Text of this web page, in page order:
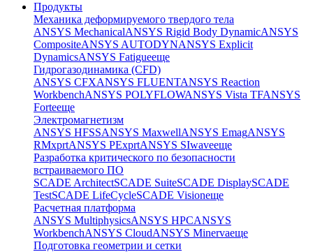
Продукты
Механика деформируемого твердого тела
ANSYS MechanicalANSYS Rigid Body DynamicANSYS
CompositeANSYS AUTODYNANSYS Explicit
DynamicsANSYS Fatigueеще
Гидрогазодинамика (CFD)
ANSYS CFXANSYS FLUENTANSYS Reaction
WorkbenchANSYS POLYFLOWANSYS Vista TFANSYS
Forteеще
Электромагнетизм
ANSYS HFSSANSYS MaxwellANSYS EmagANSYS
RMxprtANSYS PExprtANSYS SIwaveеще
Разработка критического по безопасности
встраиваемого ПО
SCADE ArchitectSCADE SuiteSCADE DisplaySCADE
TestSCADE LifeCycleSCADE Visionеще
Расчетная платформа
ANSYS MultiphysicsANSYS HPCANSYS
WorkbenchANSYS CloudANSYS Minervaеще
Подготовка геометрии и сетки